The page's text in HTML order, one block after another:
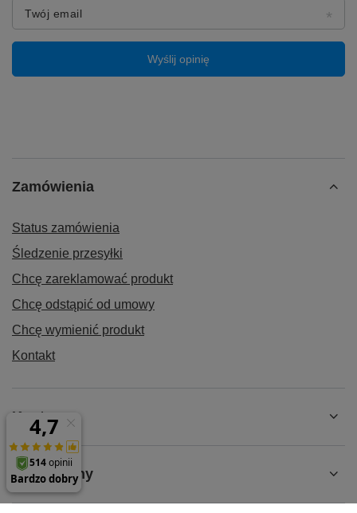
Twój email
Wyślij opinię
Zamówienia
Status zamówienia
Śledzenie przesyłki
Chcę zareklamować produkt
Chcę odstąpić od umowy
Chcę wymienić produkt
Kontakt
Konto
Regulaminy